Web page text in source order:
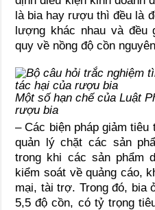
là bia hay rượu thì đều là
lượng khác nhau và đều
quy về nồng độ cồn
Một số hạn chế của Luật
rượu bia
– Các biện pháp giảm
quản lý chặt các sản
trong khi các sản phẩm
kiểm soát về quảng cáo,
mại, tài trợ. Trong đó, bia
5,5 độ cồn, có tỷ trọng